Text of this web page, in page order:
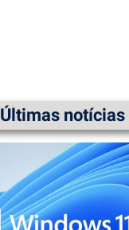
Últimas notícias